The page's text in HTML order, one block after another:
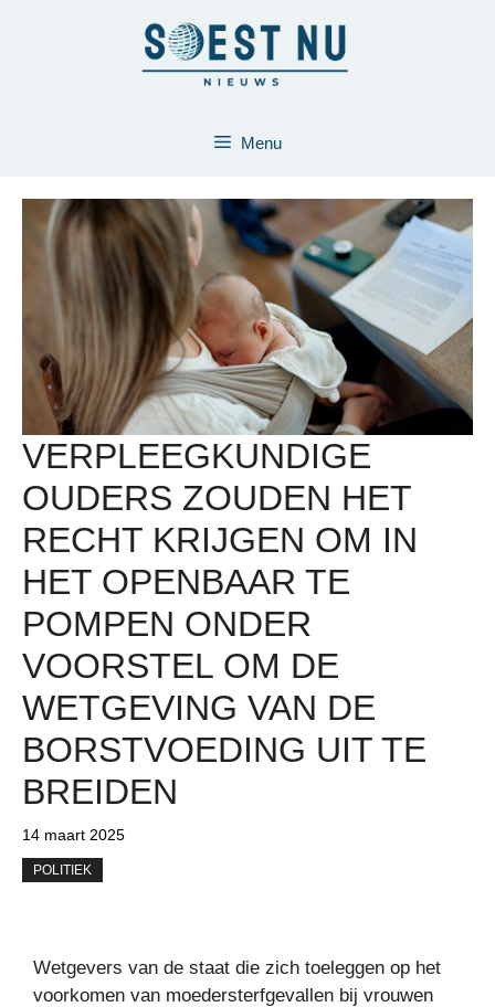
Menu
VERPLEEGKUNDIGE
OUDERS ZOUDEN HET
RECHT KRIJGEN OM IN
HET OPENBAAR TE
POMPEN ONDER
VOORSTEL OM DE
WETGEVING VAN DE
BORSTVOEDING UIT TE
BREIDEN
14 maart 2025
POLITIEK
Wetgevers van de staat die zich toeleggen op het
voorkomen van moedersterfgevallen bij vrouwen